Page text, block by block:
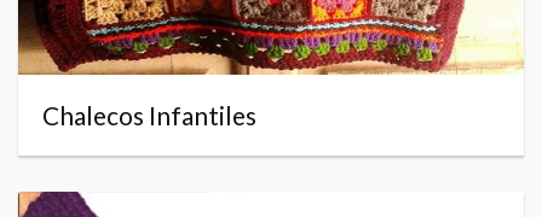
Chalecos Infantiles